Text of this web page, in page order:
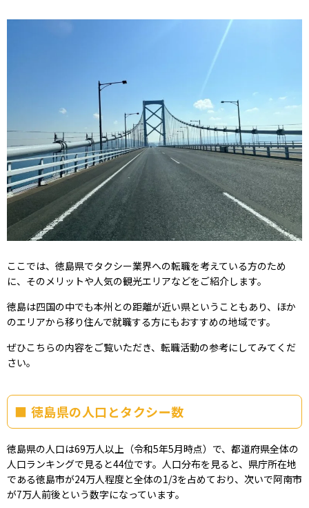
ここでは、徳島県でタクシー業界への転職を考えている方のため
に、そのメリットや人気の観光エリアなどをご紹介します。
徳島は四国の中でも本州との距離が近い県ということもあり、ほか
のエリアから移り住んで就職する方にもおすすめの地域です。
ぜひこちらの内容をご覧いただき、転職活動の参考にしてみてくだ
さい。
徳島県の人口とタクシー数
徳島県の人口は69万人以上（令和5年5月時点）で、都道府県全体の
人口ランキングで見ると44位です。人口分布を見ると、県庁所在地
である徳島市が24万人程度と全体の1/3を占めており、次いで阿南市
が7万人前後という数字になっています。